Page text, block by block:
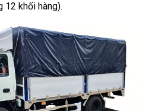
12 khối hàng).